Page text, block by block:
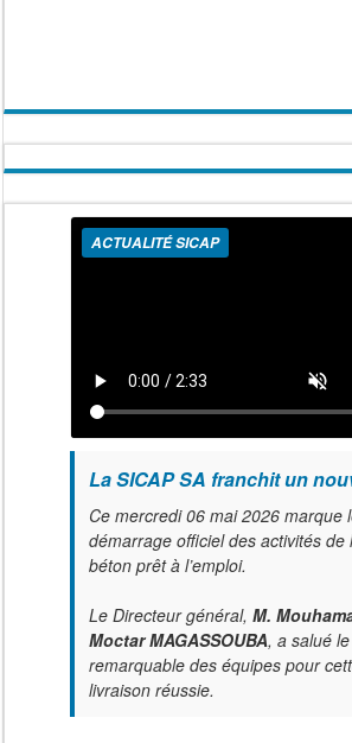
ACTUALITÉ SICAP
La SICAP SA franchit un
Ce mercredi 06 mai 2026 marque
démarrage officiel des activités de
béton prêt à l’emploi.
Le Directeur général, M.
Moctar MAGASSOUBA, a salué
remarquable des équipes pour
livraison réussie.